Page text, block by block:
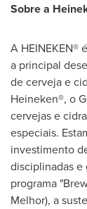
Sobre a
A HEINEKEN®
a principal
de cerveja e
Heineken®, o
cervejas e
especiais.
investimento
disciplinadas
programa
Melhor), a